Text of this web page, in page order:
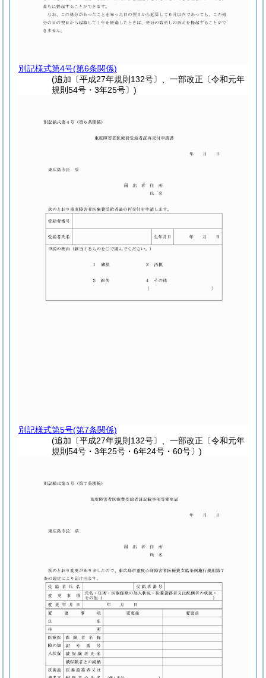
別記様式第4号(第6条関係)
(追加〔平成27年規則132号〕、一部改正〔令和元年
規則54号・3年25号〕)
別記様式第5号(第7条関係)
(追加〔平成27年規則132号〕、一部改正〔令和元年
規則54号・3年25号・6年24号・60号〕)